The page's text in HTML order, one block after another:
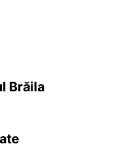
Brăila